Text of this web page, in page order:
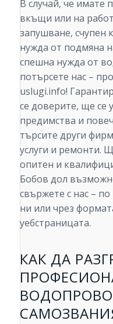
В случай, че имате
вкъщи или на
запушване, счупен
нужда от подмяна
спешна нужда от
потърсете нас –
uslugi.info!
се доверите, ще се
предимства и
търсите други
услуги и ремонти.
опитен и
Бобов дол
свържете с нас –
ни или чрез
уебстраницата.
КАК ДА